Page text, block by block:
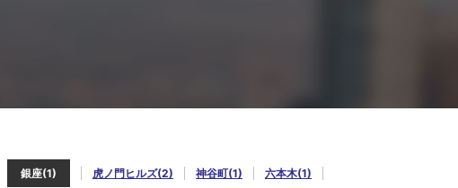
銀座(1) 虎ノ門ヒルズ(2) 神谷町(1)
六本木(1)